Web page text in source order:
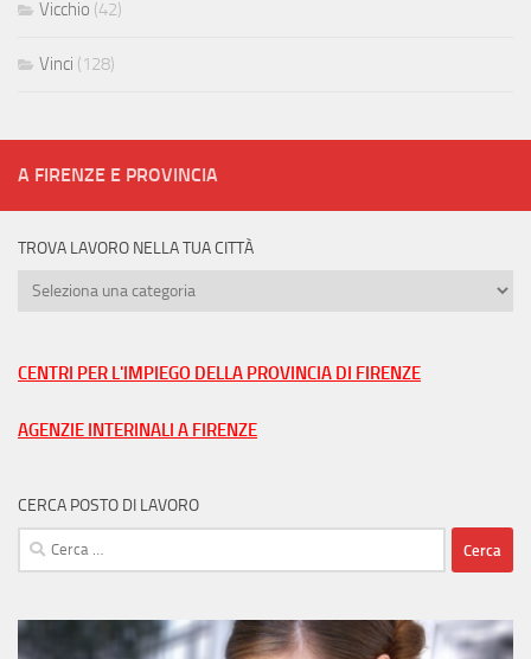
Vicchio (42)
Vinci (128)
A FIRENZE E PROVINCIA
TROVA LAVORO NELLA TUA CITTÀ
Trova
tua
CENTRI PER L'IMPIEGO DELLA PROVINCIA DI FIRENZE
AGENZIE INTERINALI A FIRENZE
CERCA POSTO DI LAVORO
Ricerca
per: